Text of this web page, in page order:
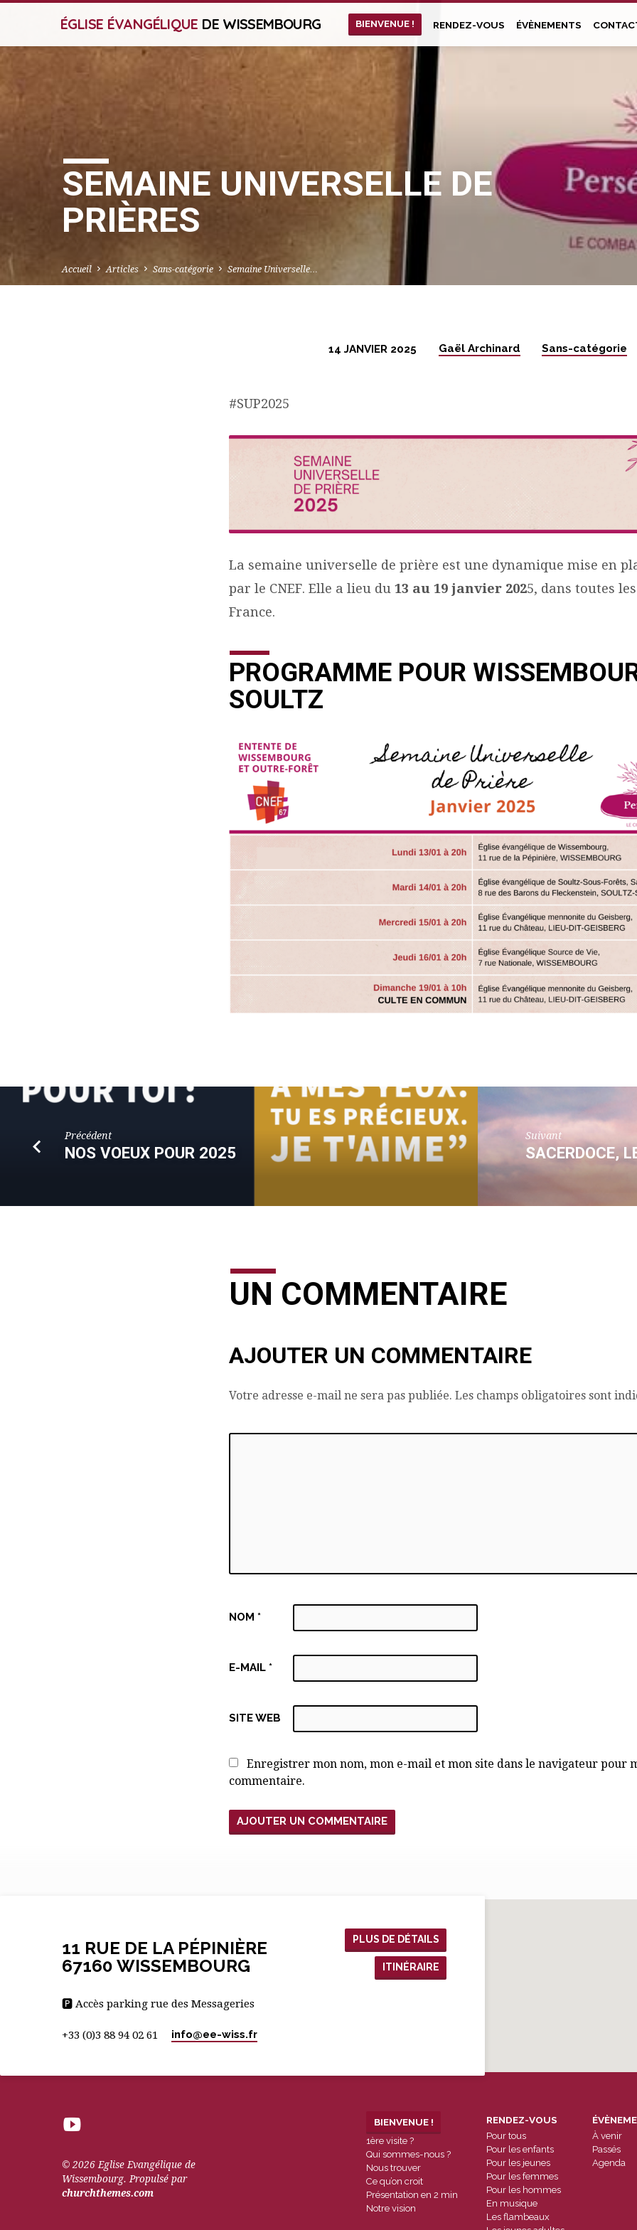
ÉGLISE ÉVANGÉLIQUE DE WISSEMBOURG BIENVENUE ! RENDEZ-VOUS ÉVÈNEMENTS
SEMAINE UNIVERSELLE DE
PRIÈRES
Accueil Articles Sans-catégorie Semaine Universelle…
UNIVERSELLE
14 JANVIER 2025 Gaël Archinard Sans-catégorie
#SUP2025
La semaine universelle de prière est une dynamique mise en
par le CNEF. Elle a lieu du 13 au 19 janvier 2025, dans toutes
France.
PROGRAMME POUR
SOULTZ
Précédent
NOS VOEUX POUR 2025
Suivant
SACERDOCE,
UN COMMENTAIRE
AJOUTER UN COMMENTAIRE
Votre adresse e-mail ne sera pas publiée. Les champs obligatoires sont
NOM *
E-MAIL *
SITE WEB
Enregistrer mon nom, mon e-mail et mon site dans le navigateur pour
commentaire.
11 RUE DE LA PÉPINIÈRE
67160 WISSEMBOURG
PLUS DE DÉTAILS
ITINÉRAIRE
🅿 Accès parking rue des Messageries
+33 (0)3 88 94 02 61 info​@ee-wiss.fr
© 2026 Eglise Evangélique de
Wissembourg. Propulsé par
churchthemes.com
BIENVENUE !
1ère visite ?
Qui sommes-nous ?
Nous trouver
Ce qu’on croit
Présentation en 2 min
Notre vision
RENDEZ-VOUS
Pour tous
Pour les enfants
Pour les jeunes
Pour les femmes
Pour les hommes
En musique
Les flambeaux
À venir
Passés
Agenda